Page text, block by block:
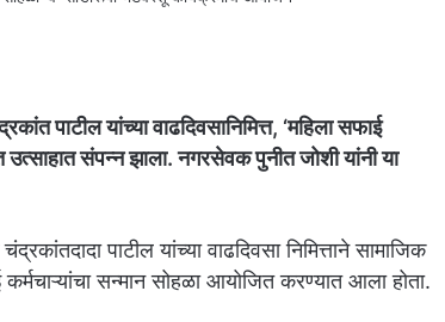
पाटील यांच्या वाढदिवसानिमित्त, ‘महिला सफाई
उत्साहात संपन्न झाला. नगरसेवक पुनीत जोशी यांनी या
पाटील यांच्या वाढदिवसा निमित्ताने सामाजिक
सन्मान सोहळा आयोजित करण्यात आला होता.